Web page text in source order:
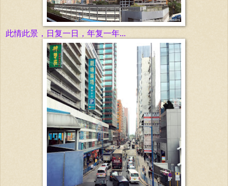
此情此景，日复一日，年复一年...